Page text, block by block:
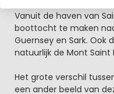
Vanuit de haven van
boottocht te maken
Guernsey en Sark. Ook
natuurlijk de Mont
Het grote verschil
een ander beeld van